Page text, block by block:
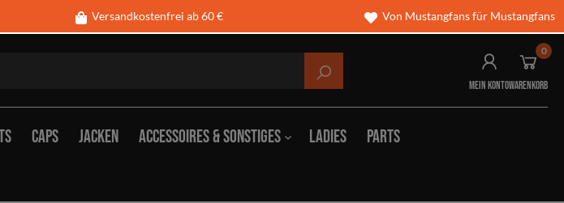
Versandkostenfrei ab 60 € Von Mustangfans für Mustangfans
Mein Konto
0
Warenkorb
Caps Jacken Accessoires & Sonstiges Ladies Parts